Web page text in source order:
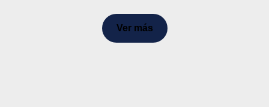
Ver más